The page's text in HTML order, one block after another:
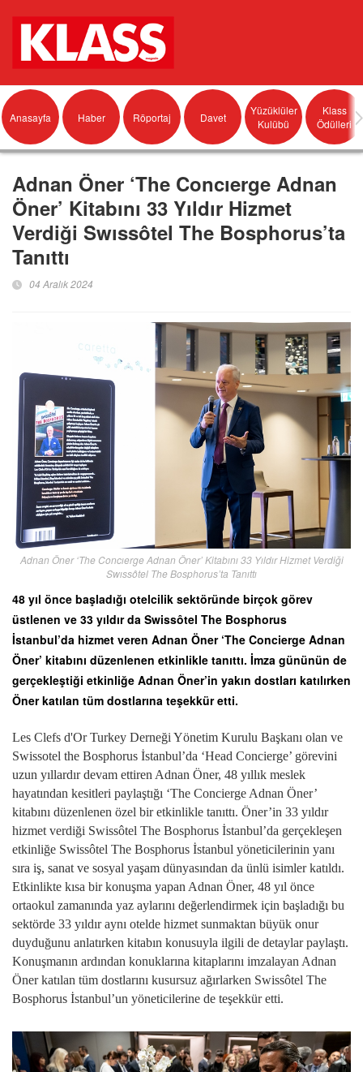
Anasayfa Haber Röportaj Davet
Yüzüklüler
Kulübü
Klass
Ödülleri
Adnan Öner ‘The Concıerge Adnan
Öner’ Kitabını 33 Yıldır Hizmet
Verdiği Swıssôtel The Bosphorus’ta
Tanıttı
04 Aralık 2024
Adnan Öner ‘The Concıerge Adnan Öner’ Kitabını 33 Yıldır Hizmet Verdiği
Swıssôtel The Bosphorus’ta Tanıttı
48 yıl önce başladığı otelcilik sektöründe birçok görev
üstlenen ve 33 yıldır da Swissôtel The Bosphorus
İstanbul’da hizmet veren Adnan Öner ‘The Concierge Adnan
Öner’ kitabını düzenlenen etkinlikle tanıttı. İmza gününün de
gerçekleştiği etkinliğe Adnan Öner’in yakın dostları katılırken
Öner katılan tüm dostlarına teşekkür etti.
Les Clefs d'Or Turkey Derneği Yönetim Kurulu Başkanı olan ve
Swissotel the Bosphorus İstanbul’da ‘Head Concierge’ görevini
uzun yıllardır devam ettiren Adnan Öner, 48 yıllık meslek
hayatından kesitleri paylaştığı ‘The Concierge Adnan Öner’
kitabını düzenlenen özel bir etkinlikle tanıttı. Öner’in 33 yıldır
hizmet verdiği Swissôtel The Bosphorus İstanbul’da gerçekleşen
etkinliğe Swissôtel The Bosphorus İstanbul yöneticilerinin yanı
sıra iş, sanat ve sosyal yaşam dünyasından da ünlü isimler katıldı.
Etkinlikte kısa bir konuşma yapan Adnan Öner, 48 yıl önce
ortaokul zamanında yaz aylarını değerlendirmek için başladığı bu
sektörde 33 yıldır aynı otelde hizmet sunmaktan büyük onur
duyduğunu anlatırken kitabın konusuyla ilgili de detaylar paylaştı.
Konuşmanın ardından konuklarına kitaplarını imzalayan Adnan
Öner katılan tüm dostlarını kusursuz ağırlarken Swissôtel The
Bosphorus İstanbul’un yöneticilerine de teşekkür etti.